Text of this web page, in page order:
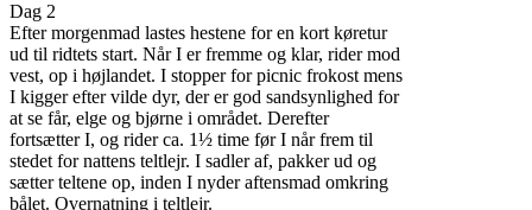
Dag 2
Efter morgenmad lastes hestene for en kort køretur
ud til ridtets start. Når I er fremme og klar, rider mod
vest, op i højlandet. I stopper for picnic frokost mens
I kigger efter vilde dyr, der er god sandsynlighed for
at se får, elge og bjørne i området. Derefter
fortsætter I, og rider ca. 1½ time før I når frem til
stedet for nattens teltlejr. I sadler af, pakker ud og
sætter teltene op, inden I nyder aftensmad omkring
bålet. Overnatning i teltlejr.